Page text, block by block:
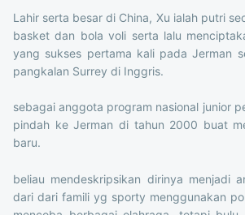
Lahir serta besar di China, Xu ialah putri
basket dan bola voli serta lalu
yang sukses pertama kali pada Jerman
pangkalan Surrey di Inggris.
sebagai anggota program nasional junior
pindah ke Jerman di tahun 2000 buat
baru.
beliau mendeskripsikan dirinya menjadi
dari dari famili yg sporty menggunakan